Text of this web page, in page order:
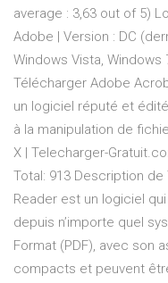
average : 3,63 out of 5)
Adobe | Version : DC
Windows Vista, Windows
Télécharger Adobe
un logiciel réputé et
à la manipulation de
X | Telecharger-
Total: 913 Description
Reader est un logiciel
depuis n’importe quel
Format (PDF), avec son
compacts et peuvent